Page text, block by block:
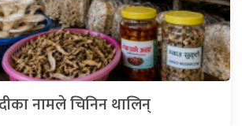
नामले चिनिन थालिन्